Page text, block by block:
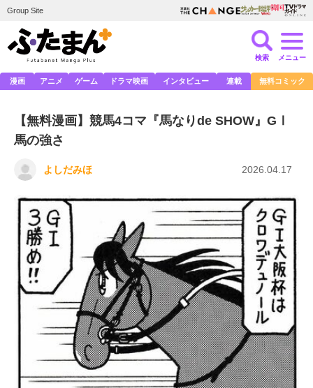
Group Site
検索 メニュー
漫画 アニメ ゲーム ドラマ映画 インタビュー 連載 無料コミック
【無料漫画】競馬4コマ『馬なりde SHOW』GⅠ
馬の強さ
よしだみほ 2026.04.17